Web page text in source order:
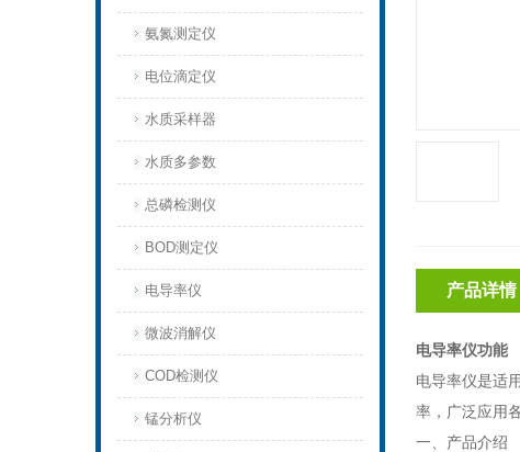
氨氮测定仪
电位滴定仪
水质采样器
水质多参数
总磷检测仪
BOD测定仪
电导率仪
微波消解仪
COD检测仪
锰分析仪
产品详情
电导率仪功能
电导率仪是适
率，广泛应用
一、产品介绍